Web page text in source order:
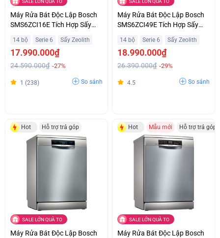
SALE LỚN QUÀ TO
Máy Rửa Bát Độc Lập Bosch
SMS6ZCI16E Tích Hợp Sấy
Hoàn Hảo Zeolith Hỗ Trợ Trả
Góp
14 bộ Serie 6 Sấy Zeolith
17.990.000₫
24.590.000₫ -27%
1 (238) So sánh
SALE LỚN QUÀ TO
Máy Rửa Bát Độc Lập Bosch
SMS6ZCI49E Tích Hợp Sấy
Hoàn Hảo Zeolith Hỗ Trợ Trả
Góp
14 bộ Serie 6 Sấy Zeolith
18.990.000₫
26.390.000₫ -29%
4.5 So sánh
Hot Hỗ trợ trả góp
SALE LỚN QUÀ TO
Máy Rửa Bát Độc Lập Bosch
Hot Mẫu mới Hỗ trợ trả góp
SALE LỚN QUÀ TO
Máy Rửa Bát Độc Lập Bosch